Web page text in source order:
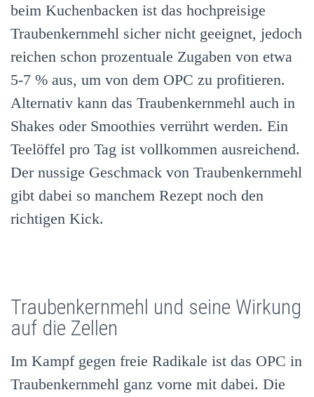
beim Kuchenbacken ist das hochpreisige
Traubenkernmehl sicher nicht geeignet, jedoch
reichen schon prozentuale Zugaben von etwa
5-7 % aus, um von dem OPC zu profitieren.
Alternativ kann das Traubenkernmehl auch in
Shakes oder Smoothies verrührt werden. Ein
Teelöffel pro Tag ist vollkommen ausreichend.
Der nussige Geschmack von Traubenkernmehl
gibt dabei so manchem Rezept noch den
richtigen Kick.
Traubenkernmehl und seine Wirkung
auf die Zellen
Im Kampf gegen freie Radikale ist das OPC in
Traubenkernmehl ganz vorne mit dabei. Die